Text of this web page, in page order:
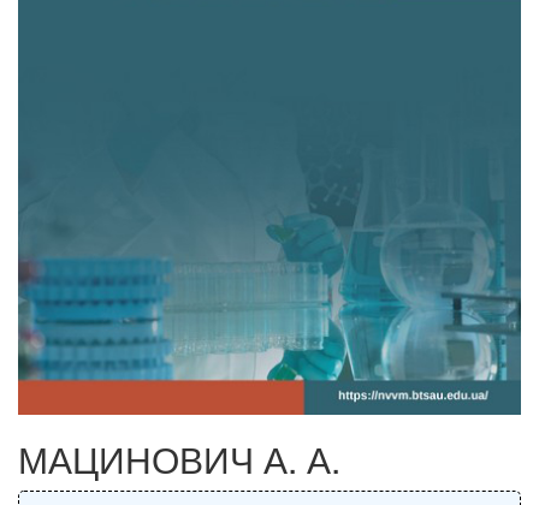
МАЦИНОВИЧ А. А.